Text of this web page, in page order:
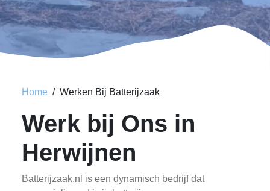
Home Werken Bij Batterijzaak
Werk bij Ons in
Herwijnen
Batterijzaak.nl is een dynamisch bedrijf dat